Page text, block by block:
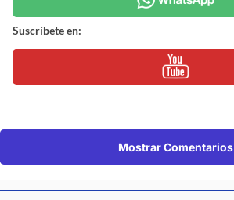
Suscríbete en:
Mostrar Comentarios